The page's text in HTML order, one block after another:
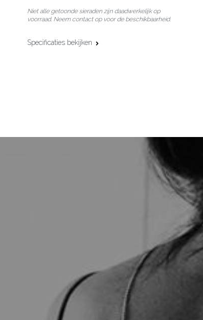
Niet alle getoonde sieraden zijn daadwerkelijk op
voorraad. Neem contact op voor de beschikbaarheid.
Specificaties bekijken